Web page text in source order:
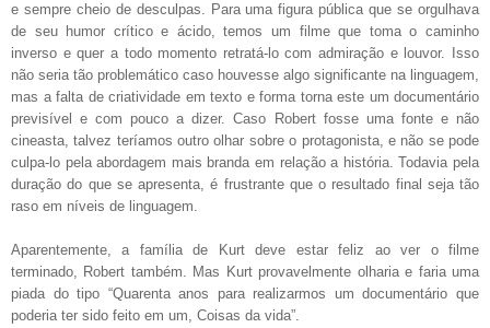
e sempre cheio de desculpas. Para uma figura pública que se orgulhava
de seu humor crítico e ácido, temos um filme que toma o caminho
inverso e quer a todo momento retratá-lo com admiração e louvor. Isso
não seria tão problemático caso houvesse algo significante na linguagem,
mas a falta de criatividade em texto e forma torna este um documentário
previsível e com pouco a dizer. Caso Robert fosse uma fonte e não
cineasta, talvez teríamos outro olhar sobre o protagonista, e não se pode
culpa-lo pela abordagem mais branda em relação a história. Todavia pela
duração do que se apresenta, é frustrante que o resultado final seja tão
raso em níveis de linguagem.
Aparentemente, a família de Kurt deve estar feliz ao ver o filme
terminado, Robert também. Mas Kurt provavelmente olharia e faria uma
piada do tipo “Quarenta anos para realizarmos um documentário que
poderia ter sido feito em um, Coisas da vida”.